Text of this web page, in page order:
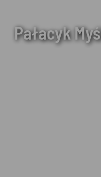
Pałacyk